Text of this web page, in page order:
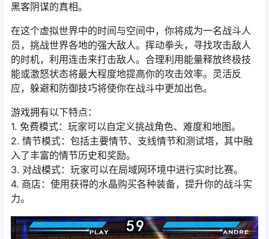
黑客阴谋的真相。
在这个虚拟世界中的时间与空间中，你将成为一名战斗人
员，挑战世界各地的强大敌人。挥动拳头，寻找攻击敌人
的时机，利用连击来打击敌人。合理利用能量释放终极技
能或激怒状态将最大程度地提高你的攻击效率。灵活反
应，躲避和防御技巧将使你在战斗中更加出色。
游戏拥有以下特点：
1. 免费模式：玩家可以自定义挑战角色、难度和地图。
2. 情节模式：包括主要情节、支线情节和测试塔，其中融
入了丰富的情节历史和奖励。
3. 对战模式：玩家可以在局域网环境中进行实时比赛。
4. 商店：使用获得的水晶购买各种装备，提升你的战斗实
力。